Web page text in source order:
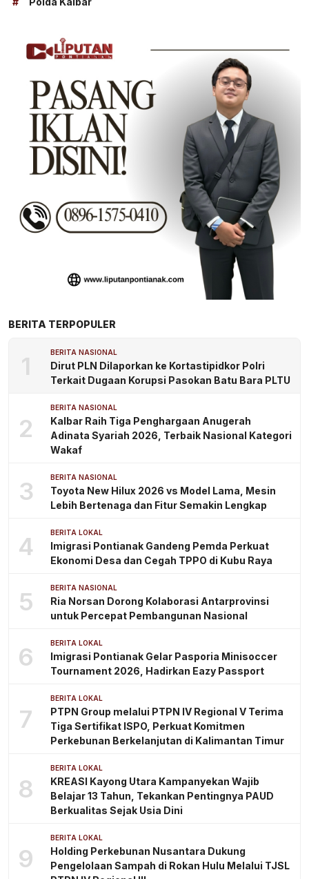
BERITA TERPOPULER
1 BERITA NASIONAL
Dirut PLN Dilaporkan ke Kortastipidkor Polri
Terkait Dugaan Korupsi Pasokan Batu Bara PLTU
2
BERITA NASIONAL
Kalbar Raih Tiga Penghargaan Anugerah
Adinata Syariah 2026, Terbaik Nasional Kategori
Wakaf
3 BERITA NASIONAL
Toyota New Hilux 2026 vs Model Lama, Mesin
Lebih Bertenaga dan Fitur Semakin Lengkap
4 BERITA LOKAL
Imigrasi Pontianak Gandeng Pemda Perkuat
Ekonomi Desa dan Cegah TPPO di Kubu Raya
5 BERITA NASIONAL
Ria Norsan Dorong Kolaborasi Antarprovinsi
untuk Percepat Pembangunan Nasional
6 BERITA LOKAL
Imigrasi Pontianak Gelar Pasporia Minisoccer
Tournament 2026, Hadirkan Eazy Passport
7
BERITA LOKAL
PTPN Group melalui PTPN IV Regional V Terima
Tiga Sertifikat ISPO, Perkuat Komitmen
Perkebunan Berkelanjutan di Kalimantan Timur
8
BERITA LOKAL
KREASI Kayong Utara Kampanyekan Wajib
Belajar 13 Tahun, Tekankan Pentingnya PAUD
Berkualitas Sejak Usia Dini
9
BERITA LOKAL
Holding Perkebunan Nusantara Dukung
Pengelolaan Sampah di Rokan Hulu Melalui TJSL